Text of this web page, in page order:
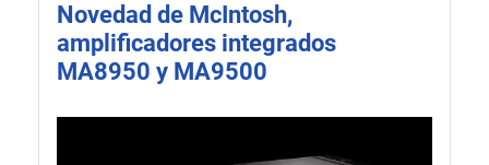
Novedad de McIntosh,
amplificadores integrados
MA8950 y MA9500